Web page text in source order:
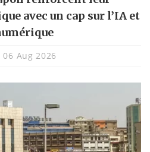
avec un cap sur l’IA et
06 Aug 2026